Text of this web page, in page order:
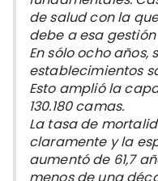
de salud con la
debe a esa gestión
En sólo ocho años,
establecimientos
Esto amplió la
130.180 camas.
La tasa de
claramente y la
aumentó de 61,7
menos de una